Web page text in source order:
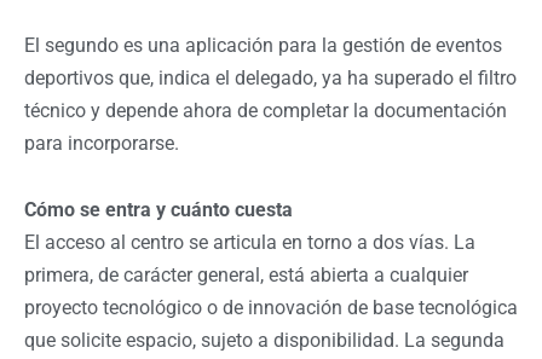
El segundo es una aplicación para la gestión de eventos
deportivos que, indica el delegado, ya ha superado el filtro
técnico y depende ahora de completar la documentación
para incorporarse.
Cómo se entra y cuánto cuesta
El acceso al centro se articula en torno a dos vías. La
primera, de carácter general, está abierta a cualquier
proyecto tecnológico o de innovación de base tecnológica
que solicite espacio, sujeto a disponibilidad. La segunda